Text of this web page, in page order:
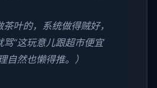
茶叶的，系统做得贼好，
“这玩意儿跟超市便宜
自然也懒得推。）